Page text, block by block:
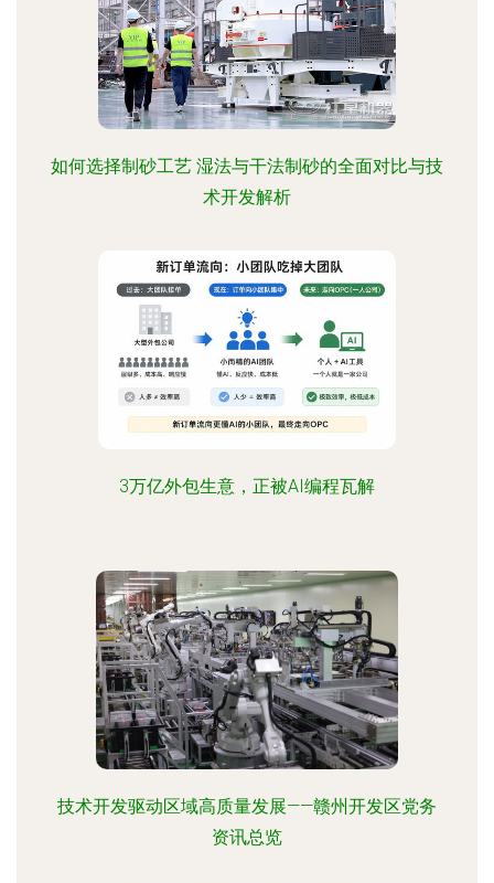
如何选择制砂工艺 湿法与干法制砂的全面对比与技
术开发解析
3万亿外包生意，正被AI编程瓦解
技术开发驱动区域高质量发展——赣州开发区党务
资讯总览